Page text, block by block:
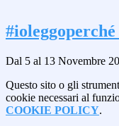
#ioleggoperché
Dal 5 al 13 Novembre
Questo sito o gli
cookie necessari al
COOKIE POLICY.